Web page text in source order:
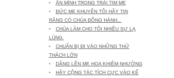
ẨN MÌNH TRONG TRÁI TIM MẸ
ĐỨC MẸ KHUYÊN TÔI HÃY TIN
RẰNG CÓ CHÚA ĐỒNG HÀNH...
CHÚA LÀM CHO TÔI NHIỀU SỰ LẠ
LÙNG.
CHUẨN BỊ ĐI VÀO NHỮNG THỬ
THÁCH LỚN
DÂNG LÊN MẸ HOA KHIÊM NHƯỜNG
HÃY CỘNG TÁC TÍCH CỰC VÀO KẾ